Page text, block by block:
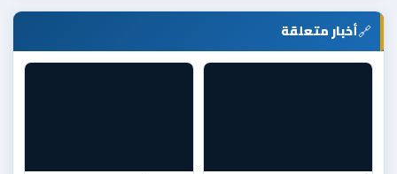
🔗أخبار متعلقة